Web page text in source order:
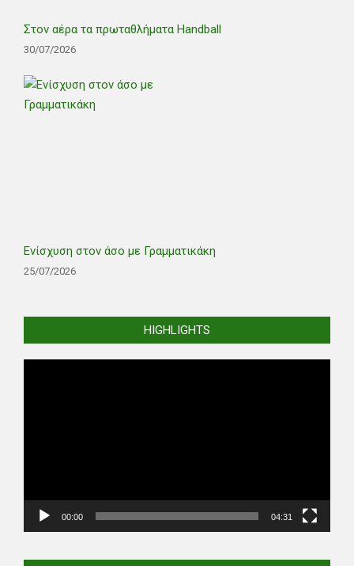
Στον αέρα τα πρωταθλήματα Handball
30/07/2026
Ενίσχυση στον άσο με Γραμματικάκη
25/07/2026
HIGHLIGHTS
00:00 04:31